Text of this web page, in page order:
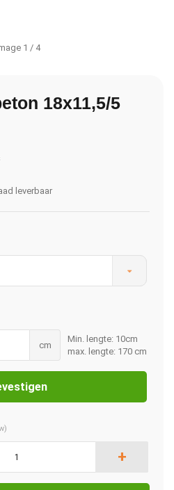
1 / 4
18x11,5/5
leverbaar
cm
Min. lengte: 10cm
max. lengte: 170 cm
+